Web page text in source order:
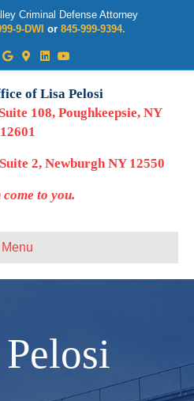
Criminal Defense Attorney
9-DWI or 845-999-9394.
GoogleGoogle-maps
LinkedinYoutube
of Lisa Pelosi
108, Poughkeepsie, NY
12601
2, Newburgh NY 12550
come to you.
Menu